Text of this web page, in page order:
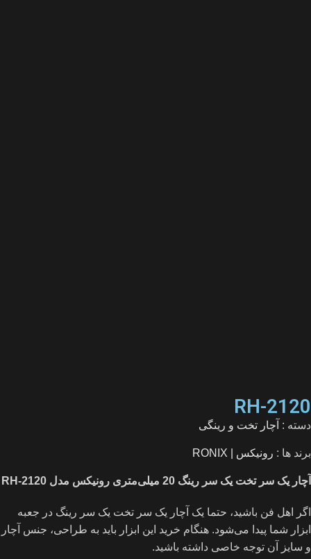
RH-2120
دسته : آچار تخت و رینگی
برند ها : رونیکس | RONIX
آچار یک سر تخت یک سر رینگ 20 میلی‌متری رونیکس مدل RH-2120
اگر اهل فن باشید، حتما یک آچار یک سر تخت یک سر رینگ در جعبه
ابزار شما پیدا می‌شود. هنگام خرید این ابزار باید به طراحی، جنس آچار
و سایز آن توجه خاصی داشته باشید.